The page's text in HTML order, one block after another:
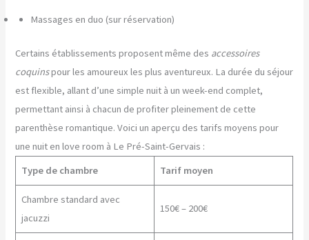
Massages en duo (sur réservation)
Certains établissements proposent même des accessoires
coquinspour les amoureux les plus aventureux. La durée du séjour
est flexible, allant d’une simple nuit à un week-end complet,
permettant ainsi à chacun de profiter pleinement de cette
parenthèse romantique. Voici un aperçu des tarifs moyens pour
une nuit en love room à Le Pré-Saint-Gervais :
Type de chambre
Tarif moyen
Chambre standard avec
jacuzzi
150€ – 200€